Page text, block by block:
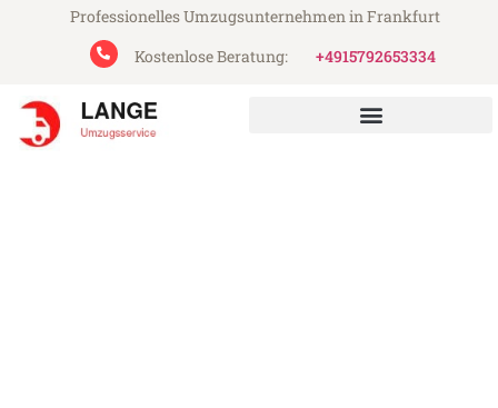
Professionelles Umzugsunternehmen in Frankfurt
Kostenlose Beratung:
+4915792653334